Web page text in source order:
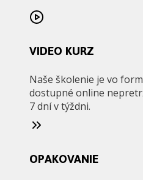
VIDEO KURZ
Naše školenie je vo
dostupné online
7 dní v týždni.
OPAKOVANIE